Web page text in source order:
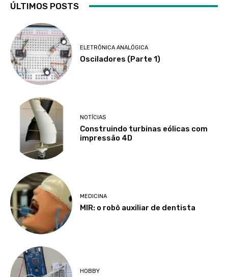
ÚLTIMOS POSTS
ELETRÔNICA ANALÓGICA
Osciladores (Parte 1)
NOTÍCIAS
Construindo turbinas eólicas com
impressão 4D
MEDICINA
MIR: o robô auxiliar de dentista
HOBBY